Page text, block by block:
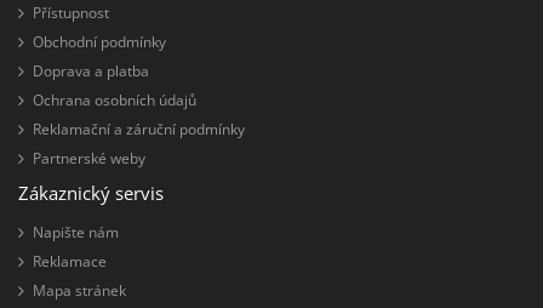
Přístupnost
Obchodní podmínky
Doprava a platba
Ochrana osobních údajů
Reklamační a záruční podmínky
Partnerské weby
Zákaznický servis
Napište nám
Reklamace
Mapa stránek